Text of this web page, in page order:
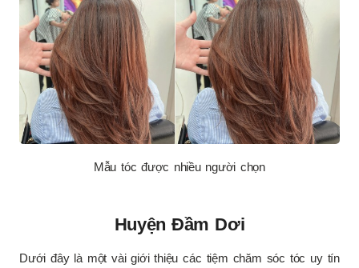
Mẫu tóc được nhiều người chọn
Huyện Đầm Dơi
Dưới đây là một vài giới thiệu các tiệm chăm sóc tóc uy tín